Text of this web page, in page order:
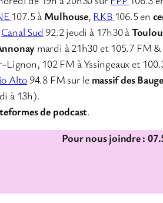
107.5 à Mulhouse, RKB 106.5 en
Canal Sud 92.2 jeudi à 17h30 à
mardi à 21h30 et 105.7 FM &
Lignon, 102 FM à Yssingeaux et
Alto 94.8 FM sur lemassif des
à 13h).
de podcast.
Pour nous joindre :